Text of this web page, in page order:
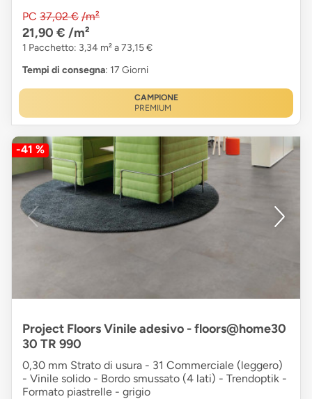
PC 37,02 € /m²
21,90 € /m²
1 Pacchetto: 3,34 m² a 73,15 €
Tempi di consegna: 17 Giorni
CAMPIONE
PREMIUM
-41 %
Project Floors Vinile adesivo - floors@home30
30 TR 990
0,30 mm Strato di usura - 31 Commerciale (leggero)
- Vinile solido - Bordo smussato (4 lati) - Trendoptik -
Formato piastrelle - grigio